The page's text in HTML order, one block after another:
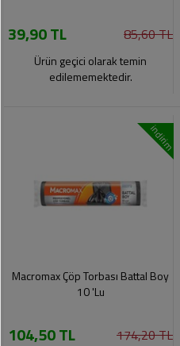
39,90 TL 85,60 TL
Ürün geçici olarak temin
edilememektedir.
indirim
Macromax Çöp Torbası Battal Boy
10 'Lu
104,50 TL 174,20 TL